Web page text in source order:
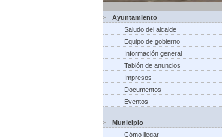
Ayuntamiento
Saludo del alcalde
Equipo de gobierno
Información general
Tablón de anuncios
Impresos
Documentos
Eventos
Municipio
Cómo llegar